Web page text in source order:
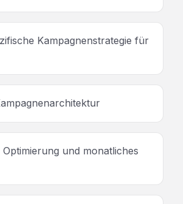
Kampagnenstrategie für
und monatliches